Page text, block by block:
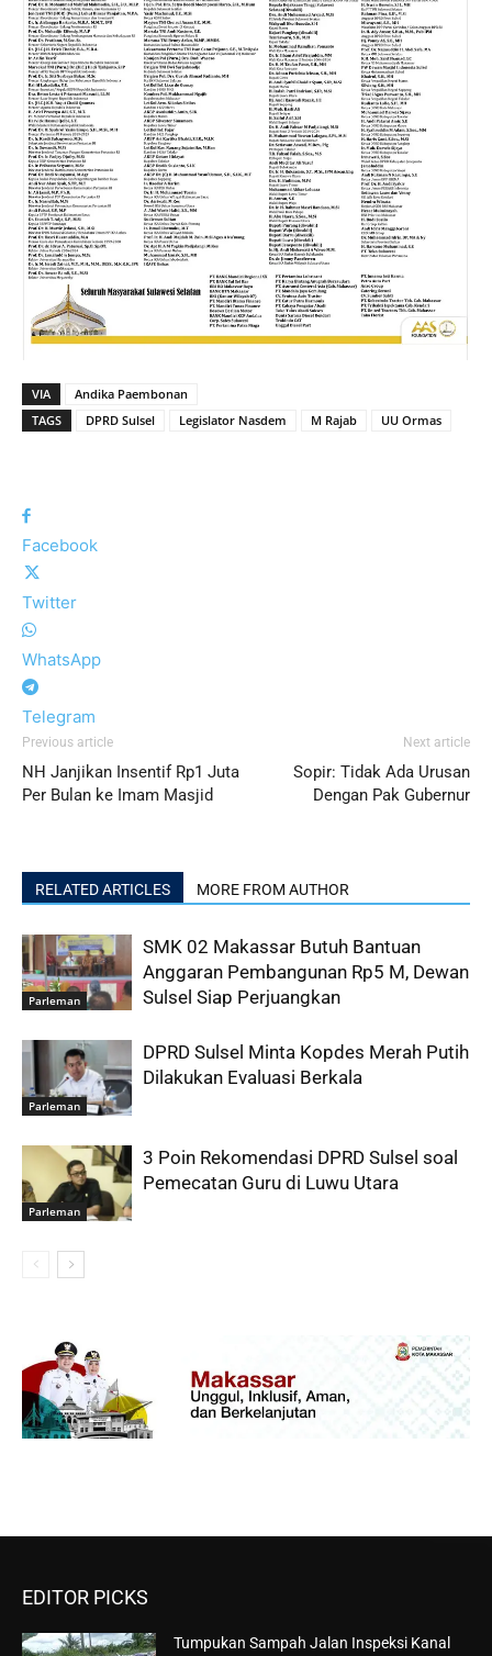
VIA
Andika Paembonan
TAGS
DPRD Sulsel Legislator Nasdem M Rajab UU Ormas
Facebook
Twitter
WhatsApp
Telegram
Previous article
NH Janjikan Insentif Rp1 Juta
Per Bulan ke Imam Masjid
Next article
Sopir: Tidak Ada Urusan
Dengan Pak Gubernur
RELATED ARTICLES MORE FROM AUTHOR
Parleman
SMK 02 Makassar Butuh Bantuan
Anggaran Pembangunan Rp5 M, Dewan
Sulsel Siap Perjuangkan
Parleman
DPRD Sulsel Minta Kopdes Merah Putih
Dilakukan Evaluasi Berkala
Parleman
3 Poin Rekomendasi DPRD Sulsel soal
Pemecatan Guru di Luwu Utara
EDITOR PICKS
Tumpukan Sampah Jalan Inspeksi Kanal